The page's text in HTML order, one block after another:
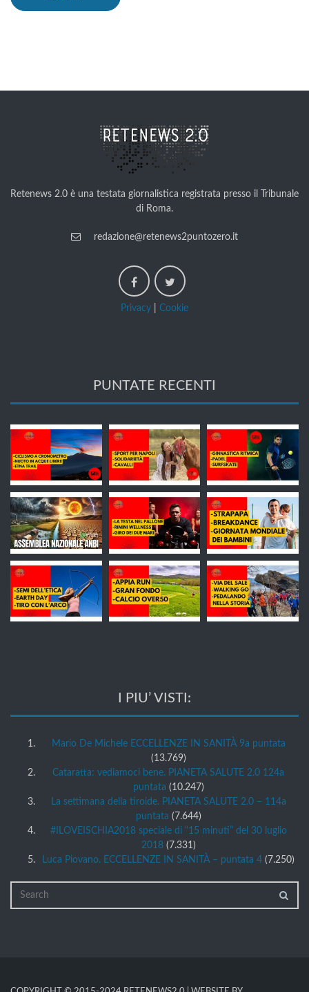
Retenews 2.0 è una testata giornalistica registrata presso il Tribunale
di Roma.
redazione@retenews2puntozero.it
Privacy Cookie
PUNTATE RECENTI
I PIU’ VISTI:
Mario De Michele ECCELLENZE IN SANITÀ 9a puntata
(13.769)
Cataratta: vediamoci bene. PIANETA SALUTE 2.0 124a
puntata (10.247)
La settimana della tiroide. PIANETA SALUTE 2.0 – 114a
puntata (7.644)
#ILOVEISCHIA2018 speciale di “15 minuti” del 30 luglio
2018 (7.331)
Luca Piovano. ECCELLENZE IN SANITÀ – puntata 4 (7.250)